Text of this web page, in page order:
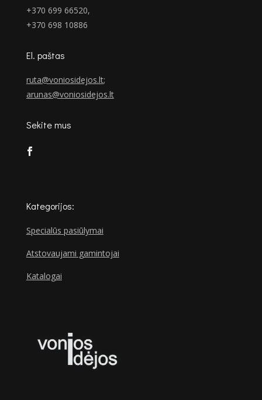
+370 699 66520,
+370 698 10886
El. paštas
ruta@voniosidejos.lt;
arunas@voniosidejos.lt
Sekite mus
Kategorijos:
Specialūs pasiūlymai
Atstovaujami gamintojai
Katalogai